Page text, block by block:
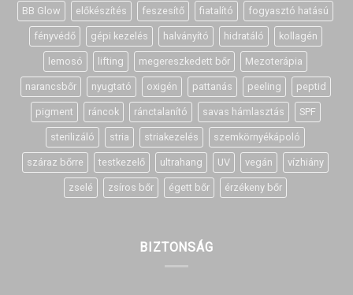
BB Glow előkészítés feszesítő fiatalító fogyasztó hatású
fényvédő gépi kezelés halványító hidratáló kollagén
lemosó lifting megereszkedett bőr Mezoterápia
narancsbőr nyugtató oxigén pattanás peeling peptid
pigment ráncok ránctalanító savas hámlasztás SPF
sterilizáló stria striakezelés szemkörnyékápoló
száraz bőrre testkezelő ultrahang UV vegán vízhiány
zselé zsíros bőr égett bőr érzékeny bőr
BIZTONSÁG